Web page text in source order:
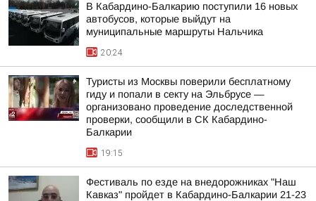
В Кабардино-Балкарию поступили 16 новых
автобусов, которые выйдут на
муниципальные маршруты Нальчика
20:24
Туристы из Москвы поверили бесплатному
гиду и попали в секту на Эльбрусе —
организовано проведение доследственной
проверки, сообщили в СК Кабардино-
Балкарии
19:15
Фестиваль по езде на внедорожниках "Наш
Кавказ" пройдет в Кабардино-Балкарии 21-23